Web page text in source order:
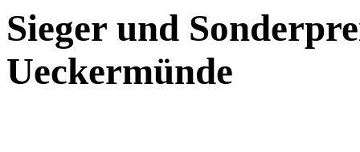
Sieger und
Ueckermünde